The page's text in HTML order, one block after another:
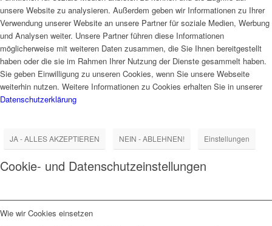
unsere Website zu analysieren. Außerdem geben wir Informationen zu Ihrer
Verwendung unserer Website an unsere Partner für soziale Medien, Werbung
und Analysen weiter. Unsere Partner führen diese Informationen
möglicherweise mit weiteren Daten zusammen, die Sie Ihnen bereitgestellt
haben oder die sie im Rahmen Ihrer Nutzung der Dienste gesammelt haben.
Sie geben Einwilligung zu unseren Cookies, wenn Sie unsere Webseite
weiterhin nutzen. Weitere Informationen zu Cookies erhalten Sie in unserer
Datenschutzerklärung
JA - ALLES AKZEPTIEREN NEIN - ABLEHNEN! Einstellungen
Cookie- und Datenschutzeinstellungen
Wie wir Cookies einsetzen